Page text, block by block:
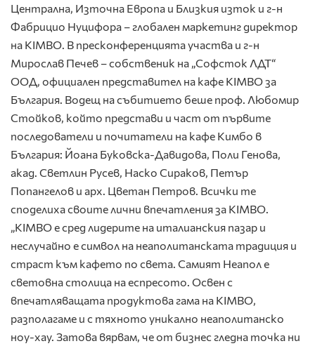
Централна, Източна Европа и Близкия изток и г-н
Фабрицио Нуцифора – глобален маркетинг директор
на KIMBO. В пресконференцията участва и г-н
Мирослав Печев – собственик на „Софсток ЛДТ“
ООД, официален представител на кафе KIMBO за
България. Водещ на събитието беше проф. Любомир
Стойков, който представи и част от първите
последователи и почитатели на кафе Кимбо в
България: Йоана Буковска-Давидова, Поли Генова,
акад. Светлин Русев, Наско Сираков, Петър
Попангелов и арх. Цветан Петров. Всички те
споделиха своите лични впечатления за KIMBO.
„KIMBO е сред лидерите на италианския пазар и
неслучайно е символ на неаполитанската традиция и
страст към кафето по света. Самият Неапол е
световна столица на еспресото. Освен с
впечатляващата продуктова гама на KIMBO,
разполагаме и с тяхното уникално неаполитанско
ноу-хау. Затова вярвам, че от бизнес гледна точка ни